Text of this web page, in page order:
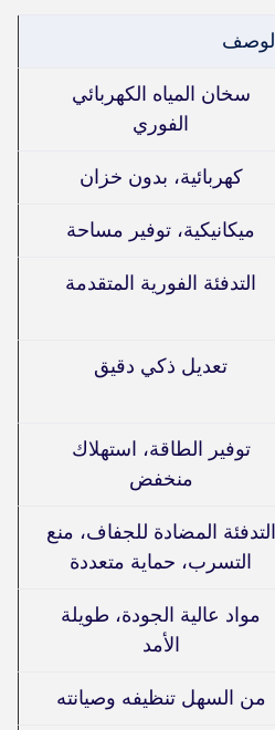
الوصف
سخان المياه الكهربائي
الفوري
كهربائية، بدون خزان
ميكانيكية، توفير مساحة
التدفئة الفورية المتقدمة
تعديل ذكي دقيق
توفير الطاقة، استهلاك
منخفض
التدفئة المضادة للجفاف، منع
التسرب، حماية متعددة
مواد عالية الجودة، طويلة
الأمد
من السهل تنظيفه وصيانته